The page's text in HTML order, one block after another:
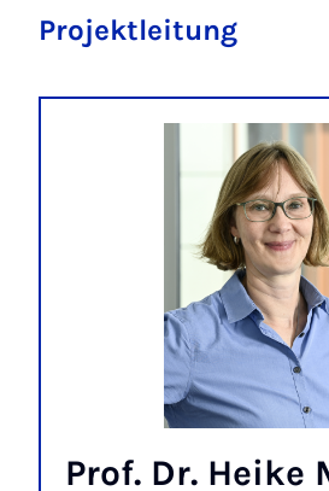
Projektleitung
Prof. Dr. Heike